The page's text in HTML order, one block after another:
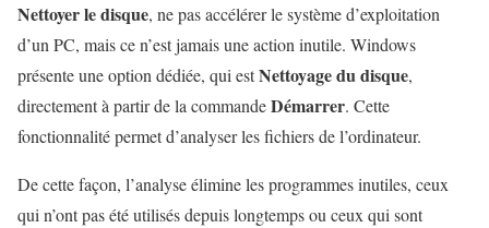
Nettoyer le disque, ne pas accélérer le système d’exploitation
d’un PC, mais ce n’est jamais une action inutile. Windows
présente une option dédiée, qui estNettoyage du disque,
directement à partir de la commandeDémarrer. Cette
fonctionnalité permet d’analyser les fichiers de l’ordinateur.
De cette façon, l’analyse élimine les programmes inutiles, ceux
qui n’ont pas été utilisés depuis longtemps ou ceux qui sont